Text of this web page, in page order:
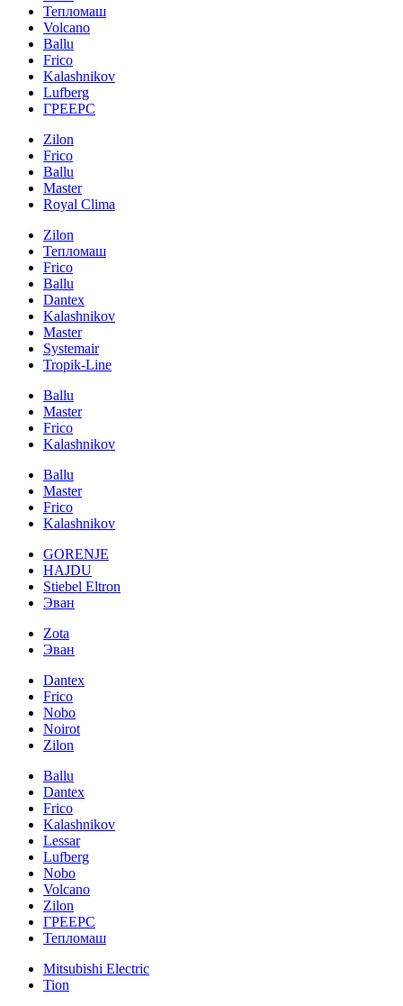
Тепломаш
Volcano
Ballu
Frico
Kalashnikov
Lufberg
ГРЕЕРС
Zilon
Frico
Ballu
Master
Royal Clima
Zilon
Тепломаш
Frico
Ballu
Dantex
Kalashnikov
Master
Systemair
Tropik-Line
Ballu
Master
Frico
Kalashnikov
Ballu
Master
Frico
Kalashnikov
GORENJE
HAJDU
Stiebel Eltron
Эван
Zota
Эван
Dantex
Frico
Nobo
Noirot
Zilon
Ballu
Dantex
Frico
Kalashnikov
Lessar
Lufberg
Nobo
Volcano
Zilon
ГРЕЕРС
Тепломаш
Mitsubishi Electric
Tion